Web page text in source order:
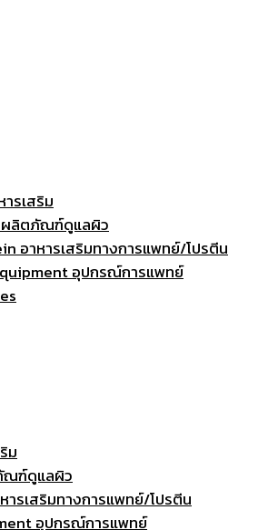
รเสริม
ผลิตภัณฑ์ดูแลผิว
อาหารเสริมทางการแพทย์/โปรตีน
อุปกรณ์การแพทย์
ม
ณฑ์ดูแลผิว
รเสริมทางการแพทย์/โปรตีน
อุปกรณ์การแพทย์